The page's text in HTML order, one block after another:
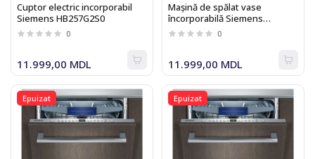
Cuptor electric incorporabil
Siemens HB257G2S0
0
11.999,00 MDL
Maşină de spălat vase
încorporabilă Siemens
SN636X01ME
0
11.999,00 MDL
Epuizat Epuizat